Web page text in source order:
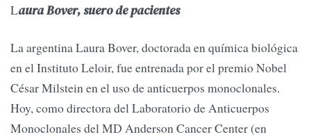
Laura Bover, suero de pacientes
La argentina Laura Bover, doctorada en química biológica
en el Instituto Leloir, fue entrenada por el premio Nobel
César Milstein en el uso de anticuerpos monoclonales.
Hoy, como directora del Laboratorio de Anticuerpos
Monoclonales del MD Anderson Cancer Center (en